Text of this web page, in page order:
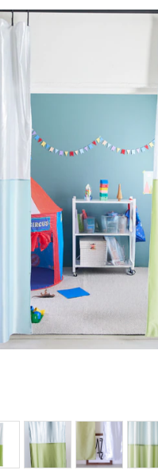
フローリ
インテリ
ペット用品
パネル・
ン 天然石・
・ 施工材 新商品
例
ルーム シ
ーム 札幌スマ
ム
ショールー
ウェルビ
BOX
初めての
わせ クレーム
検索 水まわり
住まいの
アイデア
チャンネル
オンライ
その他サービス
創る家
づくり
最高の
リノ